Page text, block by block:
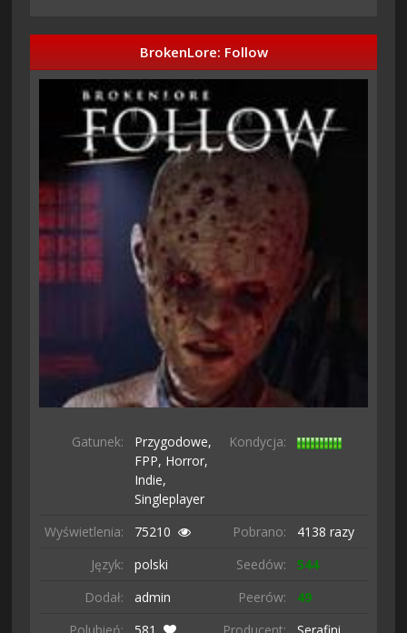
BrokenLore: Follow
Gatunek:
Przygodowe,
FPP, Horror,
Indie,
Singleplayer
Kondycja:
Wyświetlenia: 75210 Pobrano:
4138 razy
Język:
polski Seedów:
544
Dodał:
admin Peerów:
49